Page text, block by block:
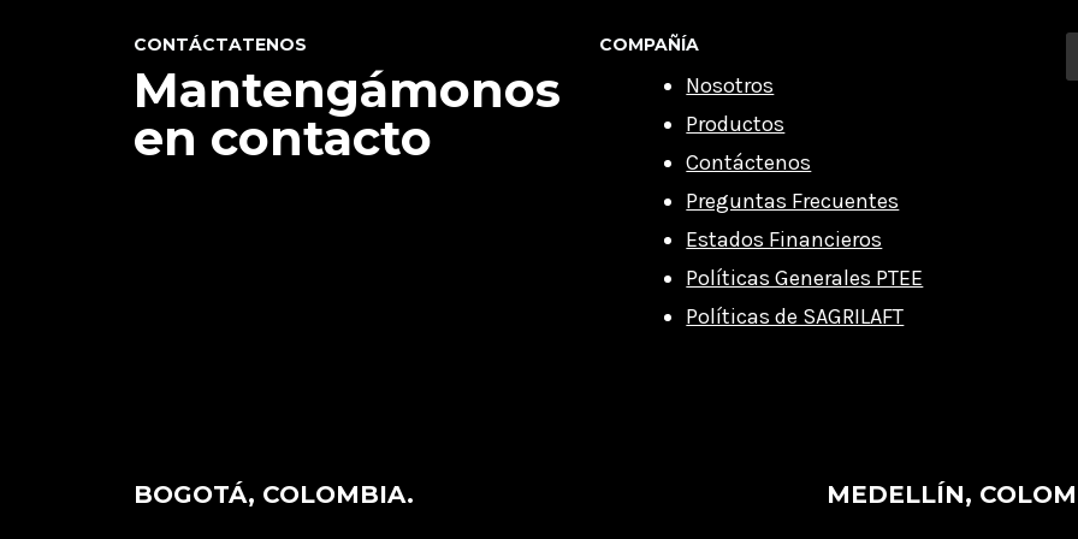
CONTÁCTATENOS
Mantengámonos
en contacto
COMPAÑÍA
Nosotros
Productos
Contáctenos
Preguntas Frecuentes
Estados Financieros
Políticas Generales PTEE
Políticas de SAGRILAFT
BOGOTÁ, COLOMBIA. MEDELLÍN,